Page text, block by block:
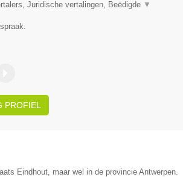
Juridische vertalingen, Beëdigde ▼
PROFIEL
Eindhout, maar wel in de provincie Antwerpen.